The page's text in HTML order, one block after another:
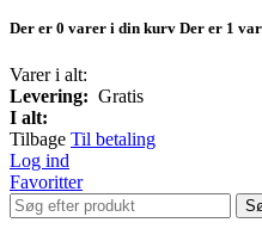
Der er 0 varer i din kurv Der er 1
Varer i alt:
Levering: Gratis
I alt:
Tilbage Til betaling
Log ind
Favoritter